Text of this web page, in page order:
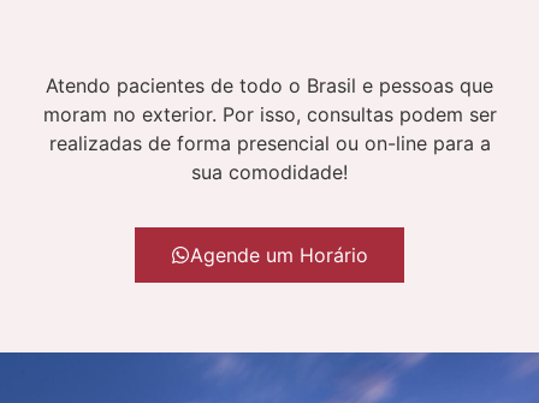
Atendo pacientes de todo o Brasil e pessoas que
moram no exterior. Por isso, consultas podem ser
realizadas de forma presencial ou on-line para a
sua comodidade!
Agende um Horário